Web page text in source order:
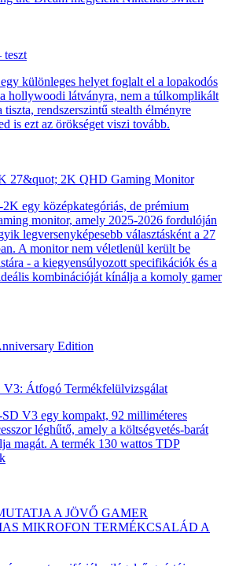
teszt
különleges helyet foglalt el a lopakodós
hollywoodi látványra, nem a túlkomplikált
tiszta, rendszerszintű stealth élményre
is ezt az örökséget viszi tovább.
27&quot; 2K QHD Gaming Monitor
egy középkategóriás, de prémium
monitor, amely 2025-2026 fordulóján
legversenyképesebb választásként a 27
A monitor nem véletlenül került be
- a kiegyensúlyozott specifikációk és a
kombinációját kínálja a komoly gamer
Edition
Átfogó Termékfelülvizsgálat
V3 egy kompakt, 92 milliméteres
léghűtő, amely a költségvetés-barát
magát. A termék 130 wattos TDP
A JÖVŐ GAMER
MIKROFON TERMÉKCSALÁD A